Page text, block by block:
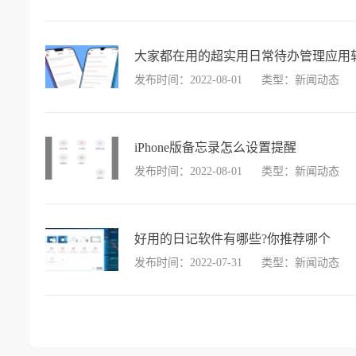
大家都在用的超实用日常待办管理应用
发布时间：2022-08-01 类型：新闻动态
iPhone版备忘录怎么设置提醒
发布时间：2022-08-01 类型：新闻动态
好用的日记软件有哪些?你推荐哪个
发布时间：2022-07-31 类型：新闻动态